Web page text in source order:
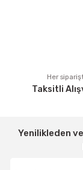
Her
Taksitli
Yenilikleden